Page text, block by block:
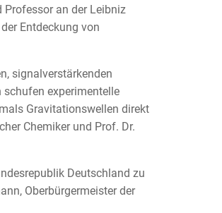
an der Leibniz
Entdeckung von
signalverstärkenden
schufen experimentelle
Gravitationswellen direkt
Chemiker und Prof. Dr.
Deutschland zu
Oberbürgermeister der